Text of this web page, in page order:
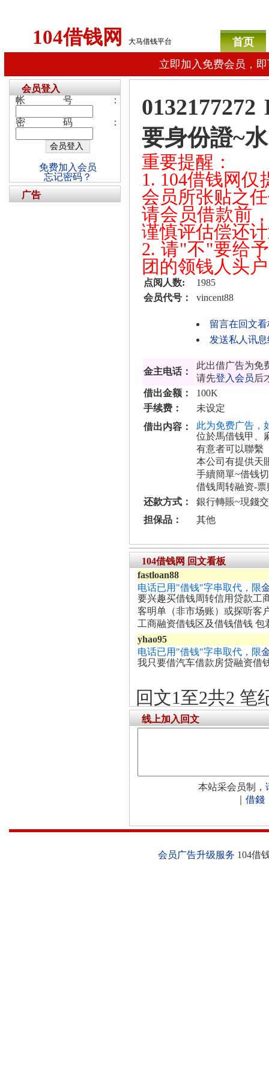
104借钱网 大马借钱平台
首页
立即加入免费会员，
要身份證~
重要提醒：
1. 104借钱网
会员所张贴之
请会员借款前
谨慎评估偿还
2. 请"不"要给
团的领钱人头
点阅人数:
1985
会员代号：
vincent88
留言在回文看
发送私人讯息
金主电话：
此出借广告为免
请先登入会员后
借出金额：
100K
手续费：
未设定
借出内容：
此为免费广告，
位於馬借钱甲、
有意者可以聯繫
本公司有提供天
手續簡單~借钱
借钱周转融资-
还款方式：
銀行轉賬~現錢
担保品：
其他
104借钱网 回文看板
fastloan88
电话已用"借钱"字串取代，限
要兴趣买借钱周转信用贷款工
客明单（非市场账）或探听客
工商融资借钱区及借钱借钱
yhao95
电话已用"借钱"字串取代，限
我只要借汽车借款房贷融资借
回文1至2共2 笔
线上加入回文
本站采会员制，
借錢
会员登入
帐号：
密码：
免费加入会员
忘记密码？
广告
会员广告升级服务 104借